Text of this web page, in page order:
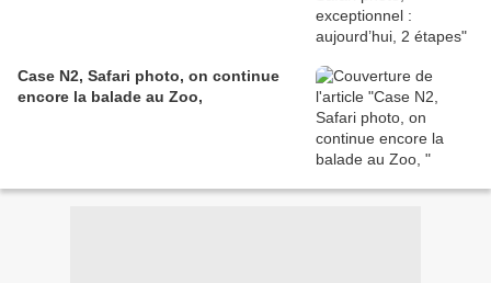
Case N2, Safari photo, on continue
encore la balade au Zoo,